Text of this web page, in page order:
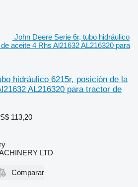
John Deere Serie 6r, tubo hidráulico
aceite 4 Rhs Al21632 AL216320 para
hidráulico 6215r, posición de la
AL216320 para tractor de
113,20
LTD
Comparar